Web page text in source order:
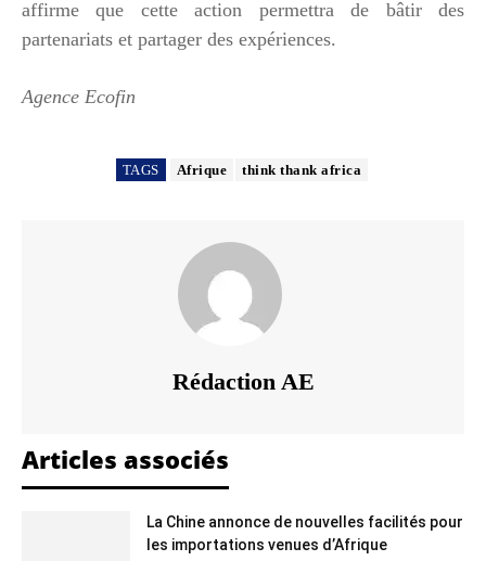
affirme que cette action permettra de bâtir des
partenariats et partager des expériences.
Agence Ecofin
TAGS Afrique think thank africa
Rédaction AE
Articles associés
La Chine annonce de nouvelles facilités pour
les importations venues d’Afrique